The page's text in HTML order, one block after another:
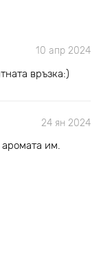
10 апр 2024
връзка:)
24 ян 2024
им.